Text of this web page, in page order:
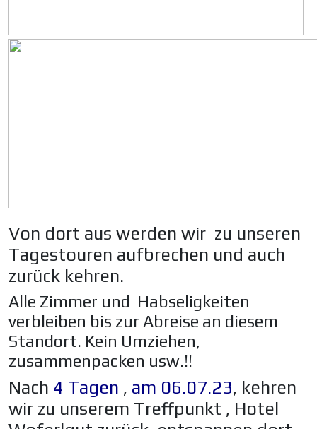
Von dort aus werden wir zu unseren
Tagestouren aufbrechen und auch
zurück kehren.
Alle Zimmer und Habseligkeiten
verbleiben bis zur Abreise an diesem
Standort. Kein Umziehen,
zusammenpacken usw.!!
Nach 4 Tagen , am 06.07.23, kehren
wir zu unserem Treffpunkt , Hotel